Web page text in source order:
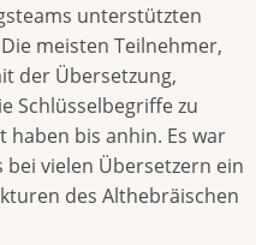
unterstützten
meisten Teilnehmer,
der Übersetzung,
Schlüsselbegriffe zu
bis anhin. Es war
vielen Übersetzern ein
des Althebräischen